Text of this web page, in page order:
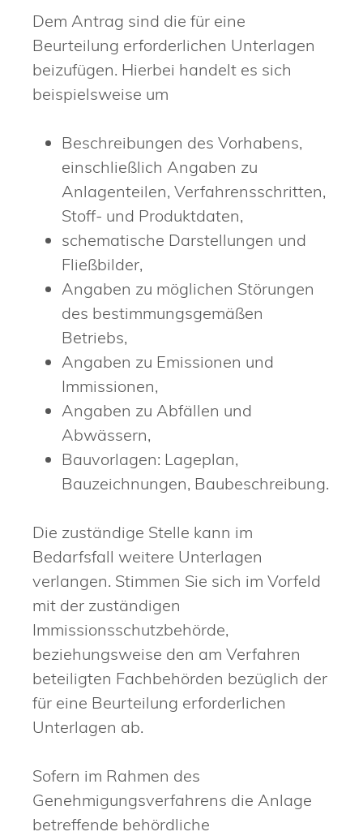
Dem Antrag sind die für eine
Beurteilung erforderlichen Unterlagen
beizufügen. Hierbei handelt es sich
beispielsweise um
Beschreibungen des Vorhabens,
einschließlich Angaben zu
Anlagenteilen, Verfahrensschritten,
Stoff- und Produktdaten,
schematische Darstellungen und
Fließbilder,
Angaben zu möglichen Störungen
des bestimmungsgemäßen
Betriebs,
Angaben zu Emissionen und
Immissionen,
Angaben zu Abfällen und
Abwässern,
Bauvorlagen: Lageplan,
Bauzeichnungen, Baubeschreibung.
Die zuständige Stelle kann im
Bedarfsfall weitere Unterlagen
verlangen. Stimmen Sie sich im Vorfeld
mit der zuständigen
Immissionsschutzbehörde,
beziehungsweise den am Verfahren
beteiligten Fachbehörden bezüglich der
für eine Beurteilung erforderlichen
Unterlagen ab.
Sofern im Rahmen des
Genehmigungsverfahrens die Anlage
betreffende behördliche